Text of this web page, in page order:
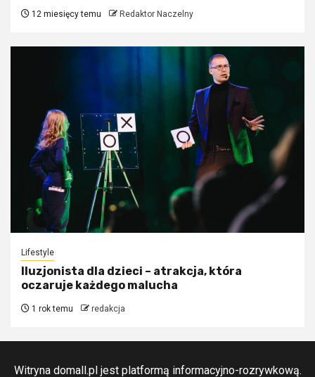
12 miesięcy temu Redaktor Naczelny
Lifestyle
Iluzjonista dla dzieci – atrakcja, która
oczaruje każdego malucha
1 rok temu redakcja
Witryna domall.pl jest platformą informacyjno-rozrywkową.